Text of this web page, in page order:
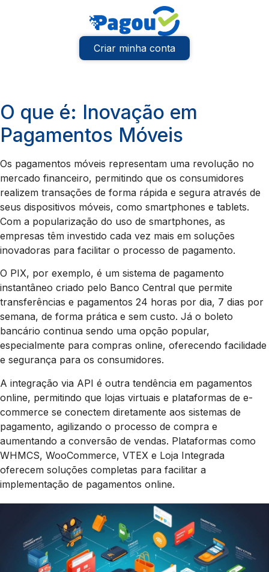
Criar minha conta
O que é: Inovação em
Pagamentos Móveis
Os pagamentos móveis representam uma revolução no
mercado financeiro, permitindo que os consumidores
realizem transações de forma rápida e segura através de
seus dispositivos móveis, como smartphones e tablets.
Com a popularização do uso de smartphones, as
empresas têm investido cada vez mais em soluções
inovadoras para facilitar o processo de pagamento.
O PIX, por exemplo, é um sistema de pagamento
instantâneo criado pelo Banco Central que permite
transferências e pagamentos 24 horas por dia, 7 dias por
semana, de forma prática e sem custo. Já o boleto
bancário continua sendo uma opção popular,
especialmente para compras online, oferecendo facilidade
e segurança para os consumidores.
A integração via API é outra tendência em pagamentos
online, permitindo que lojas virtuais e plataformas de e-
commerce se conectem diretamente aos sistemas de
pagamento, agilizando o processo de compra e
aumentando a conversão de vendas. Plataformas como
WHMCS, WooCommerce, VTEX e Loja Integrada
oferecem soluções completas para facilitar a
implementação de pagamentos online.